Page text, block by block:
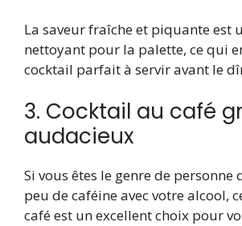
La saveur fraîche et piquante est
nettoyant pour la palette, ce qui
cocktail parfait à servir avant le
3. Cocktail au café
audacieux
Si vous êtes le genre de personne
peu de caféine avec votre alcool,
café est un excellent choix pour